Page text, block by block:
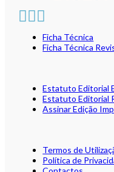
Ficha Técnica
Ficha Técnica
Estatuto Editorial
Estatuto Editorial
Assinar Edição
Termos de
Política de